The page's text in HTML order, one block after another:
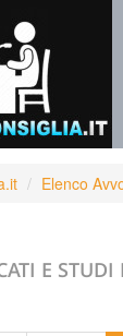
Elenco
E STUDI